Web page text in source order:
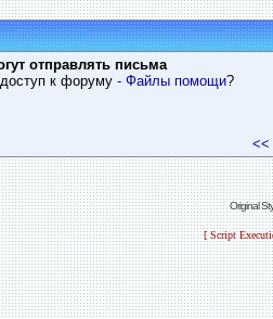
отправлять письма
к форуму - Файлы помощи?
<<
Original
[ Script